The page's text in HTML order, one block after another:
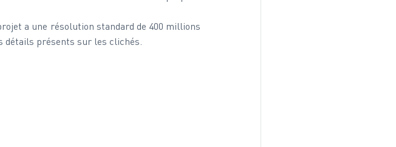
a une résolution standard de 400 millions
détails présents sur les clichés.